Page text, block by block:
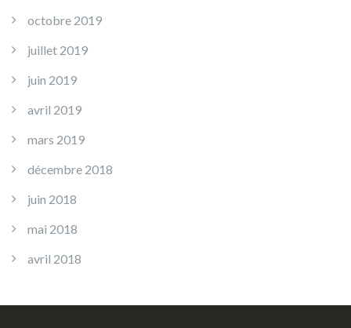
octobre 2019
juillet 2019
juin 2019
avril 2019
mars 2019
décembre 2018
juin 2018
mai 2018
avril 2018